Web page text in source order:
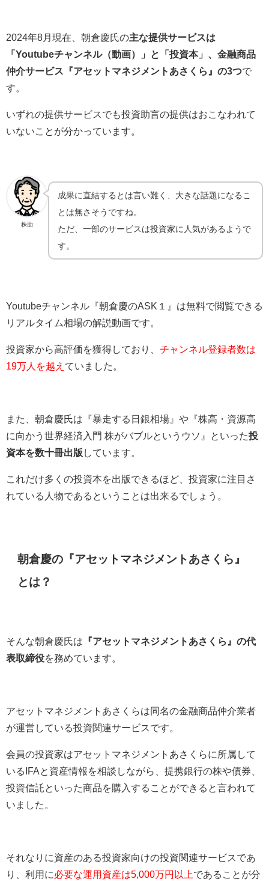
2024年8月現在、朝倉慶氏の主な提供サービスは
「Youtubeチャンネル（動画）」と「投資本」、金融商品
仲介サービス『アセットマネジメントあさくら』の3つで
す。
いずれの提供サービスでも投資助言の提供はおこなわれて
いないことが分かっています。
株助
成果に直結するとは言い難く、大きな話題になるこ
とは無さそうですね。
ただ、一部のサービスは投資家に人気があるようで
す。
Youtubeチャンネル『朝倉慶のASK１』は無料で閲覧できる
リアルタイム相場の解説動画です。
投資家から高評価を獲得しており、 チャンネル登録者数は
19万人を越え ていました。
また、朝倉慶氏は『暴走する日銀相場』や『株高・資源高
に向かう世界経済入門 株がバブルというウソ』といった投
資本を数十冊出版 しています。
これだけ多くの投資本を出版できるほど、投資家に注目さ
れている人物であるということは出来るでしょう。
朝倉慶の『アセットマネジメントあさくら』
とは？
そんな朝倉慶氏は 『アセットマネジメントあさくら』の代
表取締役を務めています。
アセットマネジメントあさくらは同名の金融商品仲介業者
が運営している投資関連サービスです。
会員の投資家はアセットマネジメントあさくらに所属して
いるIFAと資産情報を相談しながら、提携銀行の株や債券、
投資信託といった商品を購入することができると言われて
いました。
それなりに資産のある投資家向けの投資関連サービスであ
り、利用に必要な運用資産は5,000万円以上であることが分